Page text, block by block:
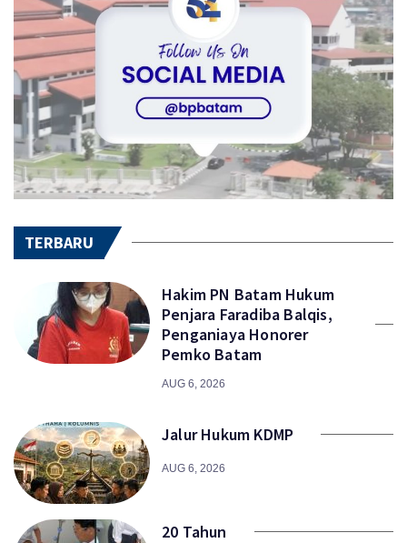
TERBARU
Hakim PN Batam Hukum
Penjara Faradiba Balqis,
Penganiaya Honorer
Pemko Batam
AUG 6, 2026
Jalur Hukum KDMP
AUG 6, 2026
20 Tahun